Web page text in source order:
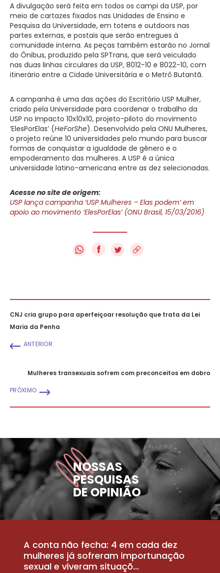
A divulgação será feita em todos os campi da USP, por
meio de cartazes fixados nas Unidades de Ensino e
Pesquisa da Universidade, em totens e outdoors nas
partes externas, e postais que serão entregues à
comunidade interna. As peças também estarão no Jornal
do Ônibus, produzido pela SPTrans, que será veiculado
nas duas linhas circulares da USP, 8012-10 e 8022-10, com
itinerário entre a Cidade Universitária e o Metrô Butantã.
A campanha é uma das ações do Escritório USP Mulher,
criado pela Universidade para coordenar o trabalho da
USP no Impacto 10x10x10, projeto-piloto do movimento
‘ElesPorElas’ (HeForShe). Desenvolvido pela ONU Mulheres,
o projeto reúne 10 universidades pelo mundo para buscar
formas de conquistar a igualdade de gênero e o
empoderamento das mulheres. A USP é a única
universidade latino-americana entre as dez selecionadas.
Acesse no site de origem:
USP lança campanha ‘USP Mulheres – Elas podem’ em
apoio ao movimento ‘ElesPorElas’ (ONU Brasil, 15/03/2016)
f
CNJ cria grupo para aperfeiçoar resolução que trata da Lei
Maria da Penha
ANTERIOR
Mulheres transexuais sofrem com preconceitos em dobro
PRÓXIMO
NOSSAS
PESQUISAS
DE OPINIÃO
A conta não fecha: 4 em cada dez
mulheres já sofreram importunação
sexual e viveram situaçõ...